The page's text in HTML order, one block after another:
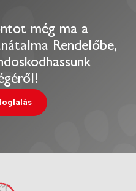
még ma a
Rendelőbe,